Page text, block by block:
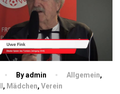
By admin Allgemein,
, Mädchen, Verein